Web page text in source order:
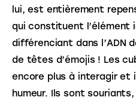
lui, est entièrement
qui constituent l’élément
différenciant dans l’ADN
de têtes d’émojis ! Les
encore plus à interagir et
humeur. Ils sont